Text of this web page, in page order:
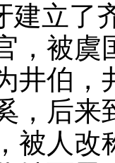
建立了
，被
井伯，
，后来
被人